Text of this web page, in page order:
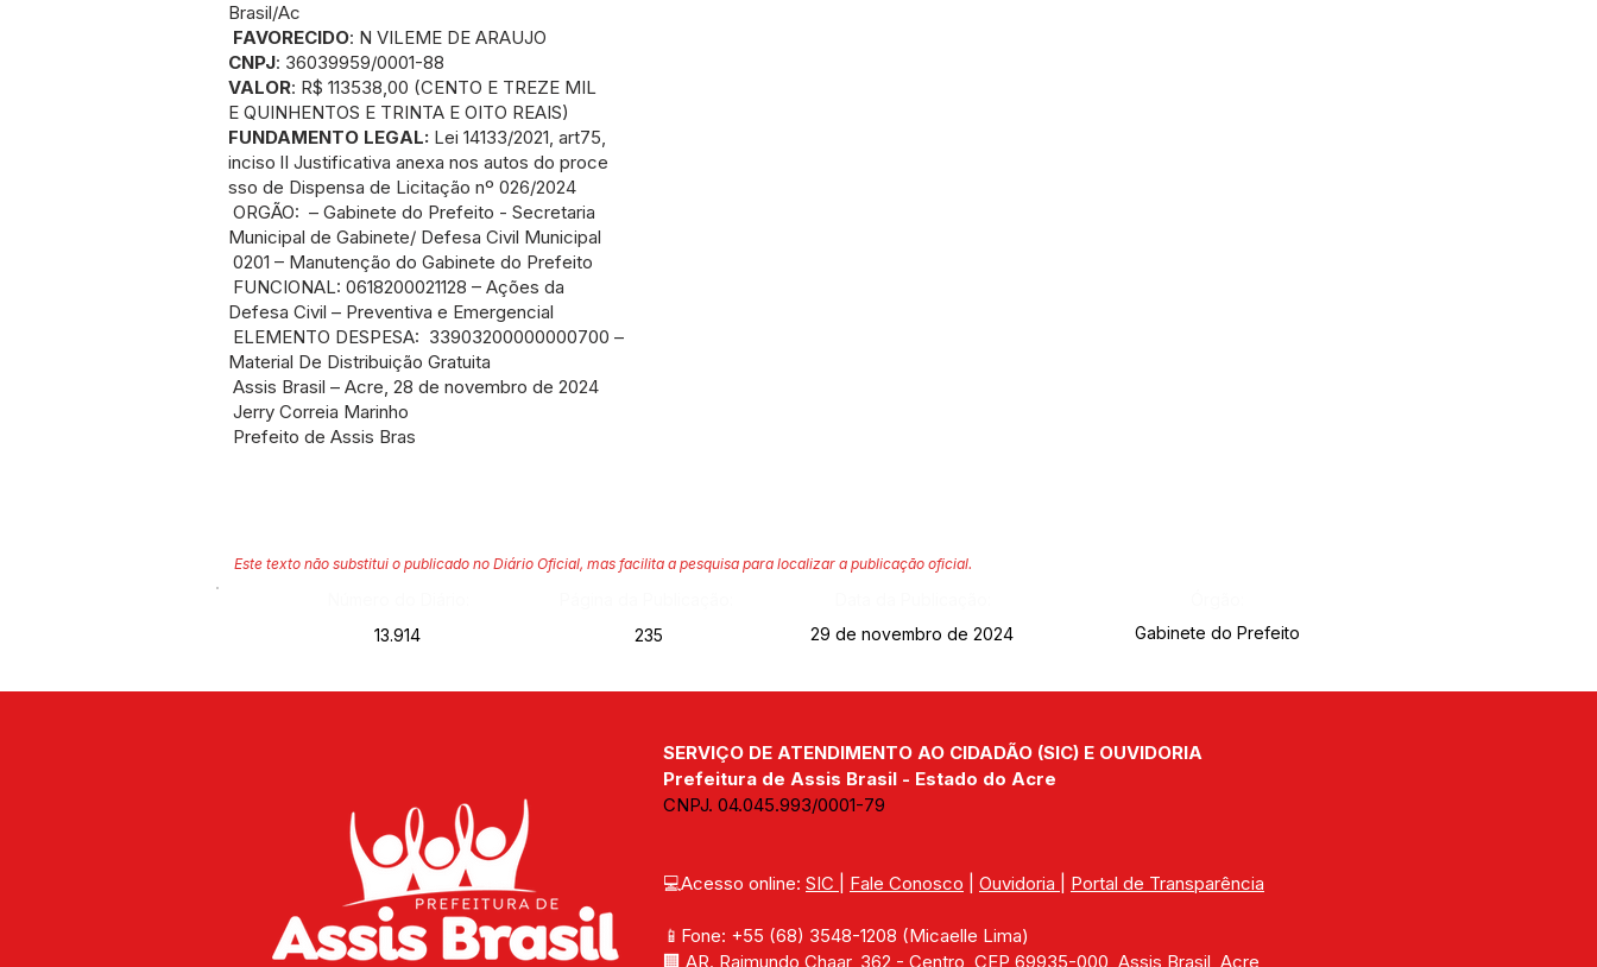
Brasil/Ac
FAVORECIDO: N VILEME DE ARAUJO
CNPJ: 36039959/0001-88
VALOR: R$ 113538,00 (CENTO E TREZE MIL
E QUINHENTOS E TRINTA E OITO REAIS)
FUNDAMENTO LEGAL: Lei 14133/2021, art75,
inciso lI Justificativa anexa nos autos do proce
sso de Dispensa de Licitação nº 026/2024
ORGÃO: – Gabinete do Prefeito - Secretaria
Municipal de Gabinete/ Defesa Civil Municipal
0201 – Manutenção do Gabinete do Prefeito
FUNCIONAL: 0618200021128 – Ações da
Defesa Civil – Preventiva e Emergencial
ELEMENTO DESPESA: 33903200000000700 –
Material De Distribuição Gratuita
Assis Brasil – Acre, 28 de novembro de 2024
Jerry Correia Marinho
Prefeito de Assis Bras
Este texto não substitui o publicado no Diário Oficial, mas facilita a pesquisa para localizar a publicação oficial.
13.914
235 29 de novembro de 2024 Gabinete do Prefeito
SERVIÇO DE ATENDIMENTO AO CIDADÃO (SIC) E OUVIDORIA
Prefeitura de Assis Brasil - Estado do Acre
CNPJ. 04.045.993/0001-79
💻Acesso online: SIC Fale Conosco Ouvidoria Portal de Transparência
📱Fone: +55 (68) 3548-1208 (Micaelle Lima)
🏢 AR. Raimundo Chaar, 362 - Centro, CEP 69935-000, Assis Brasil, Acre